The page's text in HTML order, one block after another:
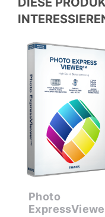
Photo